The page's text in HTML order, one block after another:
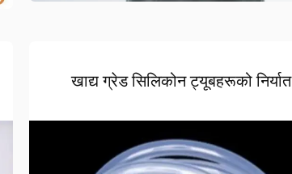
खाद्य ग्रेड सिलिकोन ट्यूबहरूको निर्यात